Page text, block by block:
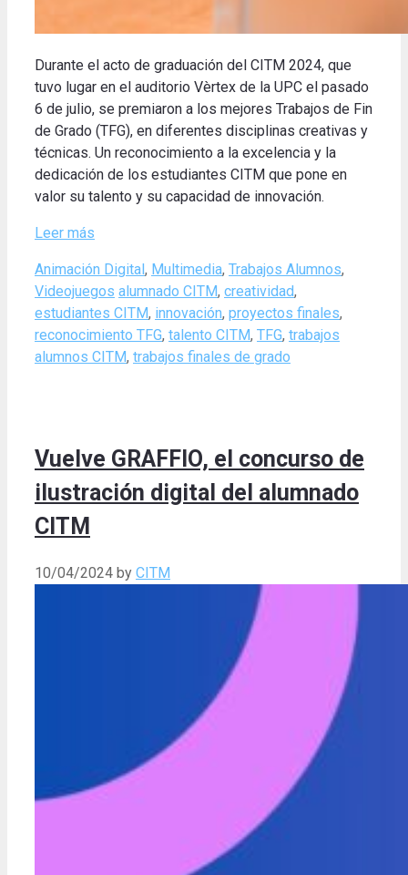
Durante el acto de graduación del CITM 2024, que
tuvo lugar en el auditorio Vèrtex de la UPC el pasado
6 de julio, se premiaron a los mejores Trabajos de Fin
de Grado (TFG), en diferentes disciplinas creativas y
técnicas. Un reconocimiento a la excelencia y la
dedicación de los estudiantes CITM que pone en
valor su talento y su capacidad de innovación.
Leer más
Categories
Animación Digital , Multimedia, Trabajos Alumnos,
Videojuegos Tags
alumnado CITM, creatividad,
estudiantes CITM, innovación, proyectos finales,
reconocimiento TFG, talento CITM, TFG, trabajos
alumnos CITM, trabajos finales de grado
Vuelve GRAFFIO, el concurso de
ilustración digital del alumnado
CITM
10/04/2024 by CITM